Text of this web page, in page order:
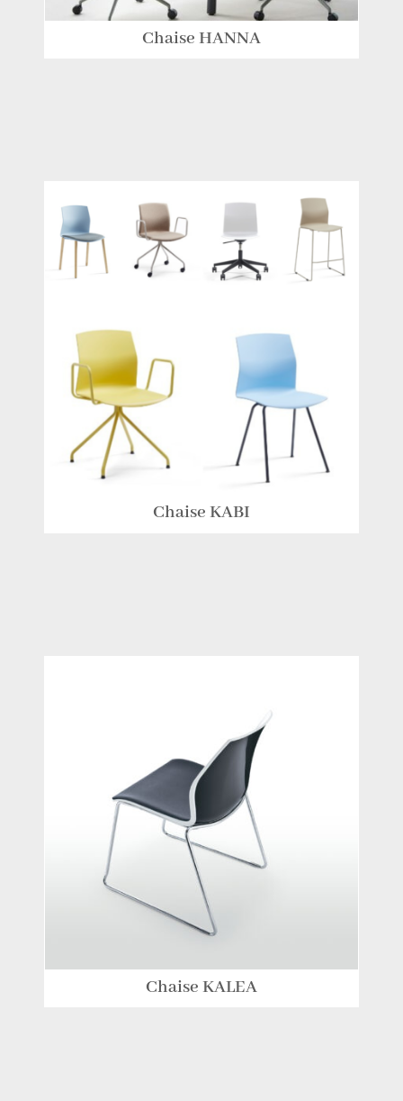
Chaise HANNA
Chaise KABI
Chaise KALEA